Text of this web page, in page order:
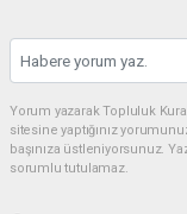
Yorum yazarak Topluluk
sitesine yaptığınız
başınıza üstleniyorsunuz.
sorumlu tutulamaz.